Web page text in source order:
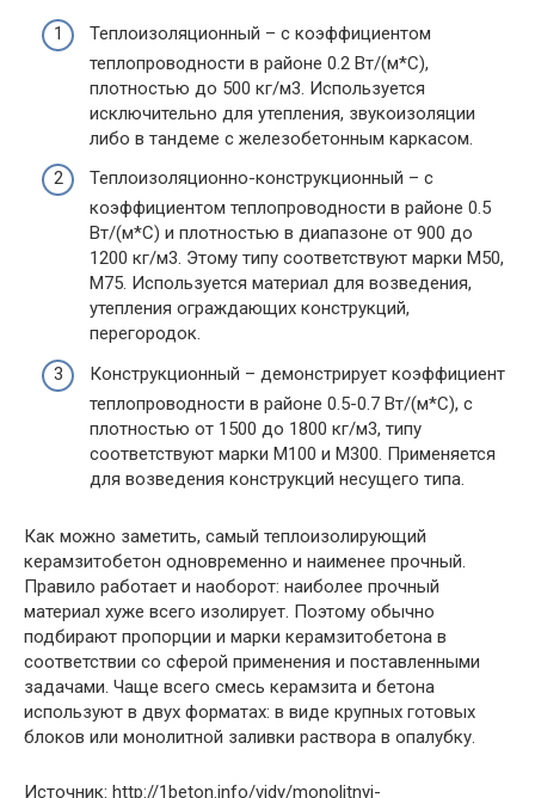
Теплоизоляционный – с коэффициентом
теплопроводности в районе 0.2 Вт/(м*С),
плотностью до 500 кг/м3. Используется
исключительно для утепления, звукоизоляции
либо в тандеме с железобетонным каркасом.
Теплоизоляционно-конструкционный – с
коэффициентом теплопроводности в районе 0.5
Вт/(м*С) и плотностью в диапазоне от 900 до
1200 кг/м3. Этому типу соответствуют марки М50,
М75. Используется материал для возведения,
утепления ограждающих конструкций,
перегородок.
Конструкционный – демонстрирует коэффициент
теплопроводности в районе 0.5-0.7 Вт/(м*С), с
плотностью от 1500 до 1800 кг/м3, типу
соответствуют марки М100 и М300. Применяется
для возведения конструкций несущего типа.
Как можно заметить, самый теплоизолирующий
керамзитобетон одновременно и наименее прочный.
Правило работает и наоборот: наиболее прочный
материал хуже всего изолирует. Поэтому обычно
подбирают пропорции и марки керамзитобетона в
соответствии со сферой применения и поставленными
задачами. Чаще всего смесь керамзита и бетона
используют в двух форматах: в виде крупных готовых
блоков или монолитной заливки раствора в опалубку.
Источник: http://1beton.info/vidy/monolitnyj-